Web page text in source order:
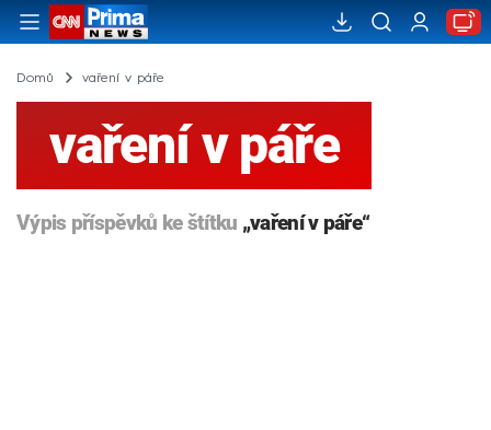
Domů vaření v páře
vaření v páře
Výpis příspěvků ke štítku „vaření v páře“